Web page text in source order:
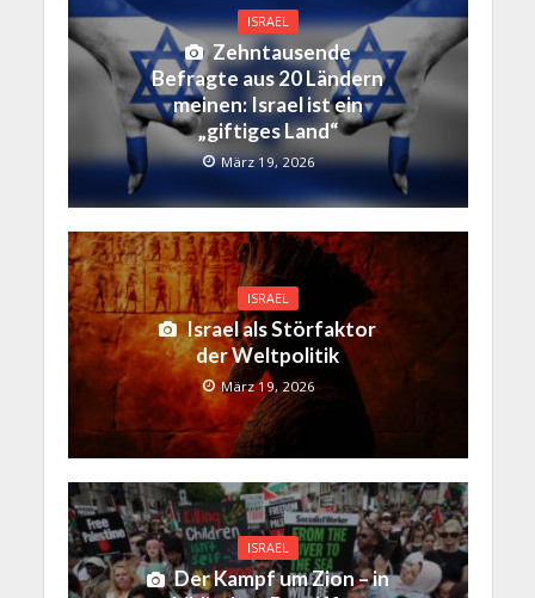
ISRAEL
Zehntausende
Befragte aus 20 Ländern
meinen: Israel ist ein
„giftiges Land“
März 19, 2026
ISRAEL
Israel als Störfaktor
der Weltpolitik
März 19, 2026
ISRAEL
Der Kampf um Zion – in